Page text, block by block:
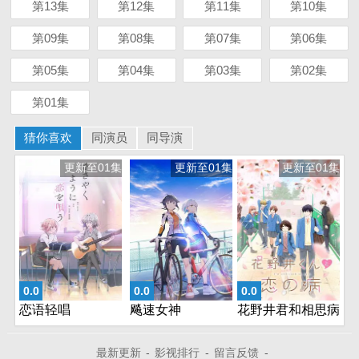
第13集 第12集 第11集 第10集
第09集 第08集 第07集 第06集
第05集 第04集 第03集 第02集
第01集
猜你喜欢 同演员 同导演
0.0
更新至01集
恋语轻唱
0.0
更新至01集
飚速女神
0.0
更新至01集
花野井君和相思病
最新更新 - 影视排行 - 留言反馈 -